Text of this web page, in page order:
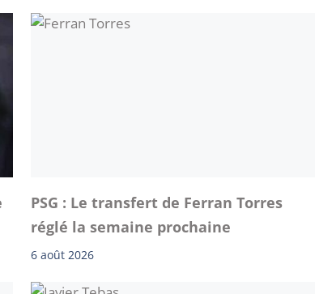
PSG : Le transfert de Ferran Torres
réglé la semaine prochaine
6 août 2026